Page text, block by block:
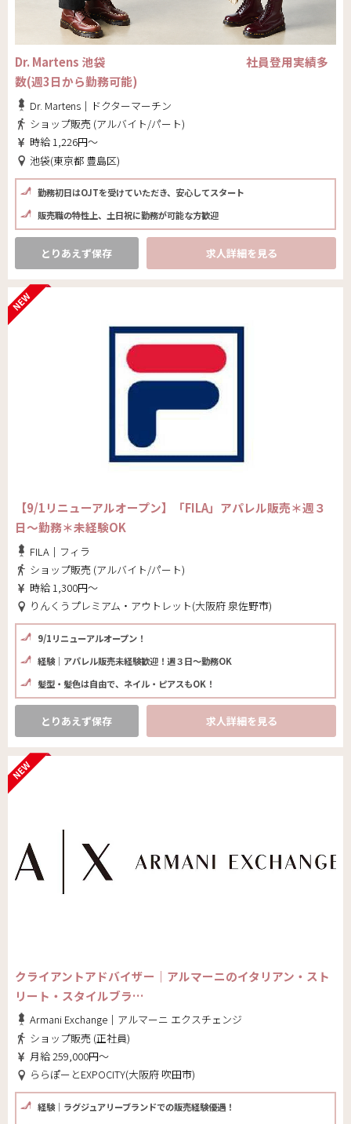
Dr. Martens 池袋 社員登用実績多
数(週3日から勤務可能)
Dr. Martens｜ドクターマーチン
ショップ販売 (アルバイト/パート)
時給 1,226円～
池袋(東京都 豊島区)
勤務初日はOJTを受けていただき、安心してスタート
販売職の特性上、土日祝に勤務が可能な方歓迎
とりあえず保存 求人詳細を見る
【9/1リニューアルオープン】「FILA」アパレル販売＊週３
日～勤務＊未経験OK
FILA｜フィラ
ショップ販売 (アルバイト/パート)
時給 1,300円～
りんくうプレミアム・アウトレット(大阪府 泉佐野市)
9/1リニューアルオープン！
経験｜アパレル販売未経験歓迎！週３日〜勤務OK
髪型・髪色は自由で、ネイル・ピアスもOK！
とりあえず保存 求人詳細を見る
クライアントアドバイザー｜アルマーニのイタリアン・スト
リート・スタイルブラ…
Armani Exchange｜アルマーニ エクスチェンジ
ショップ販売 (正社員)
月給 259,000円～
ららぽーとEXPOCITY(大阪府 吹田市)
経験｜ラグジュアリーブランドでの販売経験優遇！